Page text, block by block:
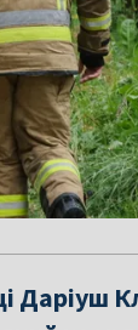
Даріуш